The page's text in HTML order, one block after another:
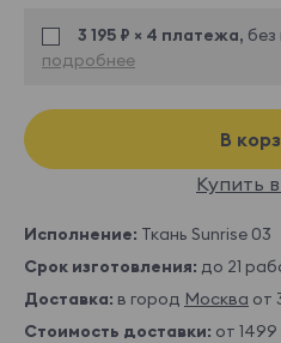
3 195 ₽ × 4 платежа, без
подробнее
В
Купить в
Исполнение: Ткань Sunrise 03
Срок изготовления: до 21
Доставка: в город Москва от
Стоимость доставки: от